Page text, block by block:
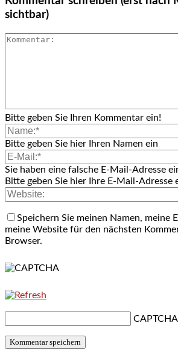
sichtbar)
Bitte geben Sie Ihren Kommentar ein!
Bitte geben Sie hier Ihren Namen ein
Sie haben eine falsche E-Mail-Adresse
Bitte geben Sie hier Ihre E-Mail-Adresse
Speichern Sie meinen Namen, meine
meine Website für den nächsten
Browser.